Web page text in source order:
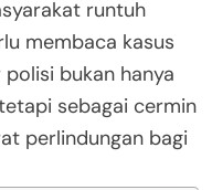
runtuh
membaca kasus
bukan hanya
sebagai cermin
perlindungan bagi